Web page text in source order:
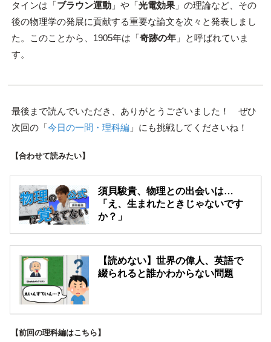
タインは「 ブラウン運動」や「 光電効果」の理論など、その
後の物理学の発展に貢献する重要な論文を次々と発表しまし
た。このことから、1905年は「 奇跡の年」と呼ばれていま
す。
最後まで読んでいただき、ありがとうございました！ ぜひ
次回の「今日の一問・理科編」にも挑戦してくださいね！
【合わせて読みたい】
須貝駿貴、物理との出会いは…
「え、生まれたときじゃないです
か？」
【読めない】世界の偉人、英語で
綴られると誰かわからない問題
【前回の理科編はこちら】